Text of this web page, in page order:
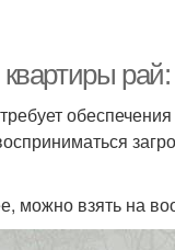
можно взять на